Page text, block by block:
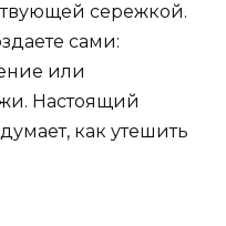
сережкой.
сами:
или
Настоящий
как утешить